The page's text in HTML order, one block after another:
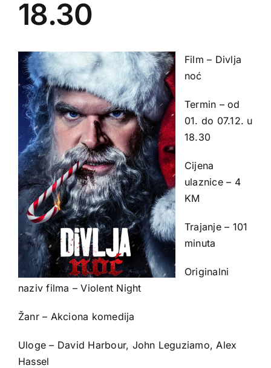
18.30
Film – Divlja
noć
Termin – od
01. do 07.12. u
18.30
Cijena
ulaznice – 4
KM
Trajanje – 101
minuta
Originalni
naziv filma – Violent Night
Žanr – Akciona komedija
Uloge – David Harbour, John Leguziamo, Alex
Hassel